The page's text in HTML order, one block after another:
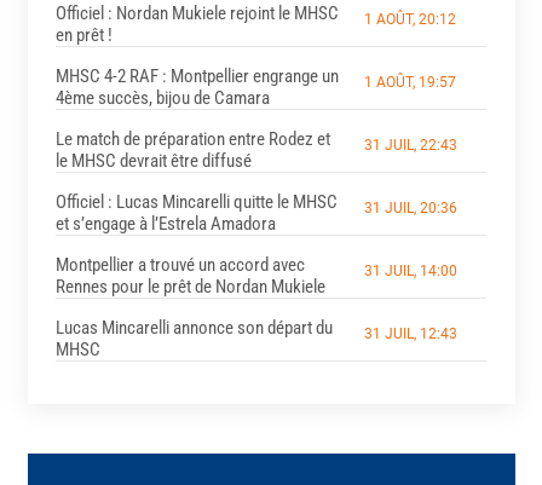
Officiel : Nordan Mukiele rejoint le MHSC
en prêt !
1 AOÛT, 20:12
MHSC 4-2 RAF : Montpellier engrange un
4ème succès, bijou de Camara
1 AOÛT, 19:57
Le match de préparation entre Rodez et
le MHSC devrait être diffusé
31 JUIL, 22:43
Officiel : Lucas Mincarelli quitte le MHSC
et s’engage à l’Estrela Amadora
31 JUIL, 20:36
Montpellier a trouvé un accord avec
Rennes pour le prêt de Nordan Mukiele
31 JUIL, 14:00
Lucas Mincarelli annonce son départ du
MHSC
31 JUIL, 12:43